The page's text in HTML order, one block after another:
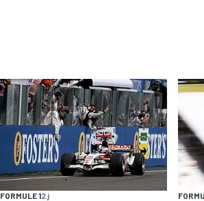
FORMULE 12 j